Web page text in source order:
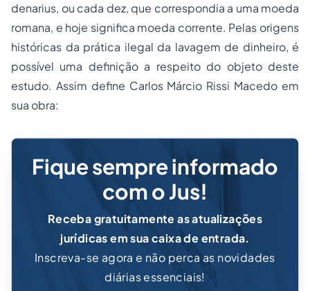
denarius, ou cada dez, que correspondia a uma moeda
romana, e hoje significa moeda corrente. Pelas origens
históricas da prática ilegal da lavagem de dinheiro, é
possível uma definição a respeito do objeto deste
estudo. Assim define Carlos Márcio Rissi Macedo em
sua obra:
Fique sempre informado
com o Jus!
Receba gratuitamente as atualizações
jurídicas em sua caixa de entrada.
Inscreva-se agora e não perca as novidades
diárias essenciais!